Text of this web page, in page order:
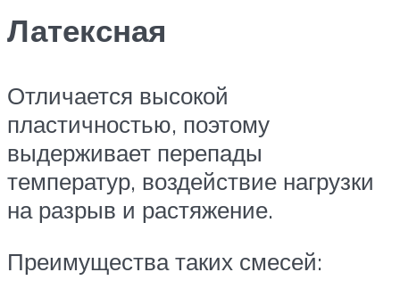
Латексная
Отличается высокой
пластичностью, поэтому
выдерживает перепады
температур, воздействие нагрузки
на разрыв и растяжение.
Преимущества таких смесей: